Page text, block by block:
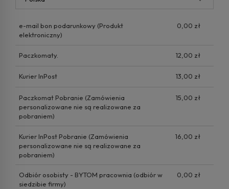
e-mail bon podarunkowy (Produkt
elektroniczny)
0,00 zł
Paczkomaty. 12,00 zł
Kurier InPost 13,00 zł
Paczkomat Pobranie (Zamówienia
personalizowane nie są realizowane za
pobraniem)
15,00 zł
Kurier InPost Pobranie (Zamówienia
personalizowane nie są realizowane za
pobraniem)
16,00 zł
Odbiór osobisty - BYTOM pracownia (odbiór w
siedzibie firmy)
0,00 zł